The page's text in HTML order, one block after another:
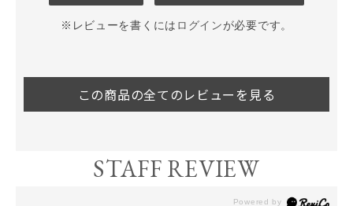
※レビューを書くには ログインが必要です。
この商品の全てのレビューを見る
STAFF REVIEW